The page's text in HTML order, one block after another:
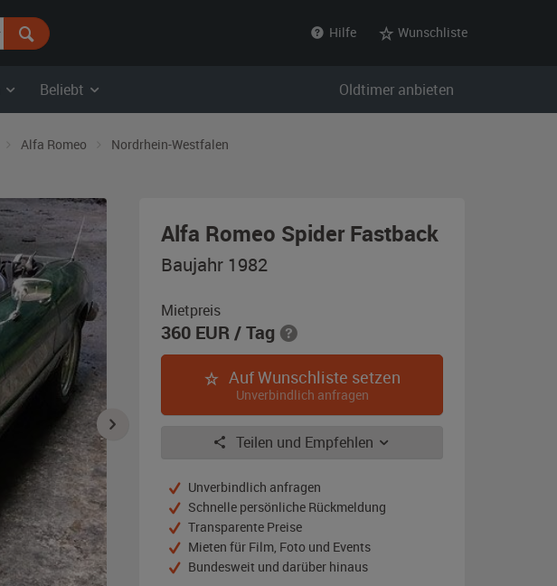
Hilfe Wunschliste
Beliebt Oldtimer anbieten
Alfa Romeo Nordrhein-Westfalen
Alfa Romeo Spider Fastback
209)
Baujahr 1982
Mietpreis
360 EUR/ Tag
Auf Wunschliste setzen
Unverbindlich anfragen
Teilen und Empfehlen
Unverbindlich anfragen
Schnelle persönliche Rückmeldung
Transparente Preise
Mieten für Film, Foto und Events
Bundesweit und darüber hinaus